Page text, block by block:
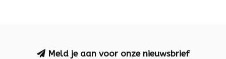
Meld je aan voor onze nieuwsbrief